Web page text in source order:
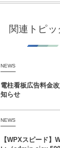
関連トピッ
NEWS
電柱看板広告料金
知らせ
NEWS
【WPXスピード